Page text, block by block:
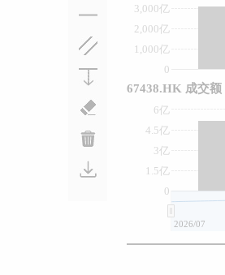
0
1,000亿
2,000亿
3,000亿
0
1.5亿
3亿
4.5亿
6亿
2026/07
67438.HK 成交额